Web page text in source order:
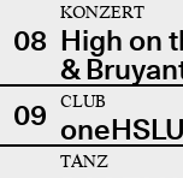
08
KONZERT
High on
&
09
CLUB
TANZ